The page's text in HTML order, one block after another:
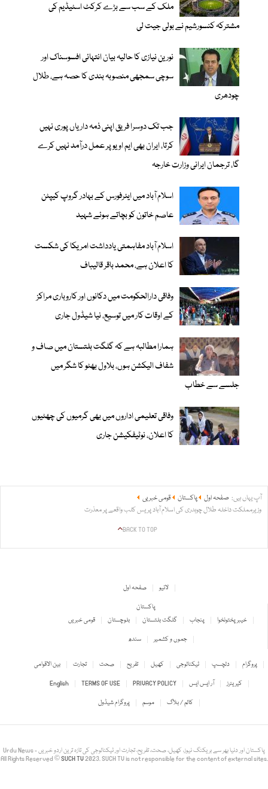
ملک کے سب سے بڑے کرکٹ اسٹیڈیم کی
مشترکہ کنسورشیم نے بولی جیت لی
نورین نیازی کا حالیہ بیان انتہائی افسوسناک اور
سوچی سمجھی منصوبہ بندی کا حصہ ہے، طلال
چودھری
جب تک دوسرا فریق اپنی ذمہ داریاں پوری نہیں
کرتا، ایران بھی ایم او یو پر عمل درآمد نہیں کرے
گا، ترجمان ایرانی وزارت خارجہ
اسلام آباد میں ایئرفورس کے بہادر گروپ کیپٹن
عاصم خاتون کو بچاتے ہوئے شہید
اسلام آباد مفاہمتی یادداشت امریکا کی شکست
کا اعلان ہے، محمد باقر قالیباف
وفاقی دارالحکومت میں دکانوں اور کاروباری مراکز
کے اوقات کار میں توسیع، نیا شیڈول جاری
ہمارا مطالبہ ہے کہ گلگت بلتستان میں صاف و
شفاف الیکشن ہوں، بلاول بھٹو کا شگر میں
جلسے سے خطاب
وفاقی تعلیمی اداروں میں بھی گرمیوں کی چھٹیوں
کا اعلان، نوٹیفکیشن جاری
آپ یہاں ہیں: صفحہ اول پاکستان
قومی خبریں
وزیرمملکت داخلہ طلال چوہدری کی اسلام آباد پریس کلب واقعے پر معذرت
BACK TO TOP
صفحہ اول
لائیو
پاکستان
قومی خبریں
بلوچستان گلگت بلتستان پنجاب
خیبر پختونخوا
سندھ
جموں و کشمیر
بین الاقوامی تجارت صحت تفریح کھیل ٹیکنالوجی دلچسپ
پروگرام
English
TERMS OF USE PRIVACY POLICY آر ایس ایس
کیریئرز
پروگرام شیڈول
موسم کالم / بلاگ
Urdu News - پاکستان اور دنیا بھر سے بریکنگ نیوز، کھیل، صحت، تفریح، تجارت اور ٹیکنالوجی کی تازہ ترین اردو خبریں
All Rights Reserved ©SUCH TV2023. SUCH TV is not responsible for the content of external sites.